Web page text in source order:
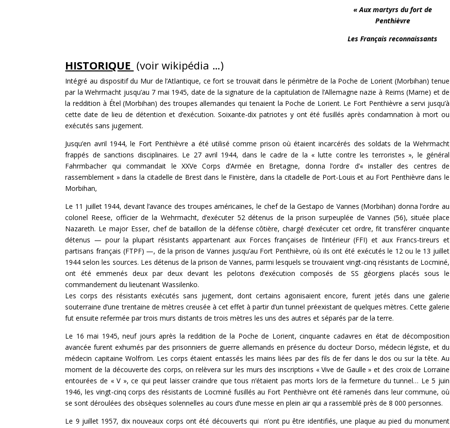
« Aux martyrs du fort de
Penthièvre
Les Français reconnaissants
HISTORIQUE (voir wikipédia …)
Intégré au dispositif du Mur de l’Atlantique, ce fort se trouvait dans le périmètre de la Poche de Lorient (Morbihan) tenue
par la Wehrmacht jusqu’au 7 mai 1945, date de la signature de la capitulation de l’Allemagne nazie à Reims (Marne) et de
la reddition à Étel (Morbihan) des troupes allemandes qui tenaient la Poche de Lorient. Le Fort Penthièvre a servi jusqu’à
cette date de lieu de détention et d’exécution. Soixante-dix patriotes y ont été fusillés après condamnation à mort ou
exécutés sans jugement.
Jusqu’en avril 1944, le Fort Penthièvre a été utilisé comme prison où étaient incarcérés des soldats de la Wehrmacht
frappés de sanctions disciplinaires. Le 27 avril 1944, dans le cadre de la « lutte contre les terroristes », le général
Fahrmbacher qui commandait le XXVe Corps d’Armée en Bretagne, donna l’ordre d’« installer des centres de
rassemblement » dans la citadelle de Brest dans le Finistère, dans la citadelle de Port-Louis et au Fort Penthièvre dans le
Morbihan,
Le 11 juillet 1944, devant l’avance des troupes américaines, le chef de la Gestapo de Vannes (Morbihan) donna l’ordre au
colonel Reese, officier de la Wehrmacht, d’exécuter 52 détenus de la prison surpeuplée de Vannes (56), située place
Nazareth. Le major Esser, chef de bataillon de la défense côtière, chargé d’exécuter cet ordre, fit transférer cinquante
détenus — pour la plupart résistants appartenant aux Forces françaises de l’intérieur (FFI) et aux Francs-tireurs et
partisans français (FTPF) —, de la prison de Vannes jusqu’au Fort Penthièvre, où ils ont été exécutés le 12 ou le 13 juillet
1944 selon les sources. Les détenus de la prison de Vannes, parmi lesquels se trouvaient vingt-cinq résistants de Locminé,
ont été emmenés deux par deux devant les pelotons d’exécution composés de SS géorgiens placés sous le
commandement du lieutenant Wassilenko.
Les corps des résistants exécutés sans jugement, dont certains agonisaient encore, furent jetés dans une galerie
souterraine d’une trentaine de mètres creusée à cet effet à partir d’un tunnel préexistant de quelques mètres. Cette galerie
fut ensuite refermée par trois murs distants de trois mètres les uns des autres et séparés par de la terre.
Le 16 mai 1945, neuf jours après la reddition de la Poche de Lorient, cinquante cadavres en état de décomposition
avancée furent exhumés par des prisonniers de guerre allemands en présence du docteur Dorso, médecin légiste, et du
médecin capitaine Wolfrom. Les corps étaient entassés les mains liées par des fils de fer dans le dos ou sur la tête. Au
moment de la découverte des corps, on relèvera sur les murs des inscriptions « Vive de Gaulle » et des croix de Lorraine
entourées de « V », ce qui peut laisser craindre que tous n’étaient pas morts lors de la fermeture du tunnel… Le 5 juin
1946, les vingt-cinq corps des résistants de Locminé fusillés au Fort Penthièvre ont été ramenés dans leur commune, où
se sont déroulées des obsèques solennelles au cours d’une messe en plein air qui a rassemblé près de 8 000 personnes.
Le 9 juillet 1957, dix nouveaux corps ont été découverts qui n’ont pu être identifiés, une plaque au pied du monument